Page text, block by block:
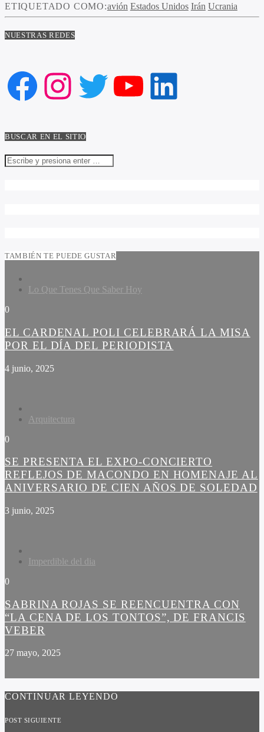
ETIQUETADO COMO:avión Estados Unidos Irán Ucrania
NUESTRAS REDES
Facebook
Instagram
Twitter
YouTube
LinkedIn
BUSCAR EN EL SITIO
TAMBIÉN TE PUEDE GUSTAR
Lo Que Tenes Que Saber Hoy
0
EL CARDENAL POLI CELEBRARÁ LA MISA
POR EL DÍA DEL PERIODISTA
4 junio, 2025
Arquitectura
0
SE PRESENTA EL EXPO-CONCIERTO
REFLEJOS DE MACONDO EN HOMENAJE AL
ANIVERSARIO DE CIEN AÑOS DE SOLEDAD
3 junio, 2025
Imperdible del dia
0
SABRINA ROJAS SE REENCUENTRA CON
“LA CENA DE LOS TONTOS”, DE FRANCIS
VEBER
27 mayo, 2025
CONTINUAR LEYENDO
POST SIGUIENTE